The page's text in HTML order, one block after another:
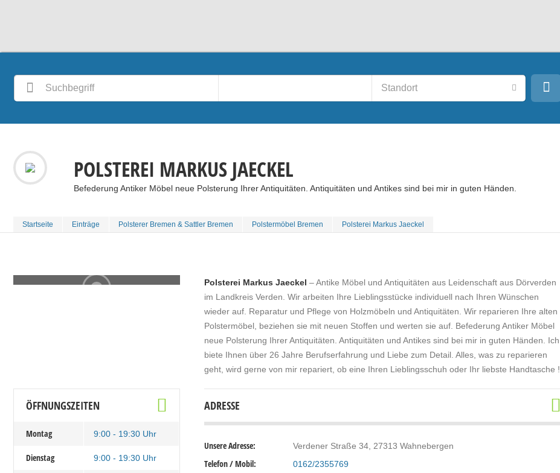
POLSTEREI MARKUS JAECKEL
Befederung Antiker Möbel neue Polsterung Ihrer Antiquitäten. Antiquitäten und Antikes sind bei mir in guten Händen.
Startseite Einträge Polsterer Bremen & Sattler Bremen Polstermöbel Bremen Polsterei Markus Jaeckel
Polsterei Markus Jaeckel – Antike Möbel und Antiquitäten aus Leidenschaft aus Dörverden
im Landkreis Verden. Wir arbeiten Ihre Lieblingsstücke individuell nach Ihren Wünschen
wieder auf. Reparatur und Pflege von Holzmöbeln und Antiquitäten. Wir reparieren Ihre alten
Polstermöbel, beziehen sie mit neuen Stoffen und werten sie auf. Befederung Antiker Möbel
neue Polsterung Ihrer Antiquitäten. Antiquitäten und Antikes sind bei mir in guten Händen. Ich
biete Ihnen über 26 Jahre Berufserfahrung und Liebe zum Detail. Alles, was zu reparieren
geht, wird gerne von mir repariert, ob eine Ihren Lieblingsschuh oder Ihr liebste Handtasche !
ÖFFNUNGSZEITEN
Montag 9:00 - 19:30 Uhr
Dienstag 9:00 - 19:30 Uhr
ADRESSE
Unsere Adresse: Verdener Straße 34, 27313 Wahnebergen
Telefon / Mobil: 0162/2355769